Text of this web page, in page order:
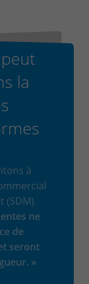
peut
la
à
(SDM).
ne
de
seront
»